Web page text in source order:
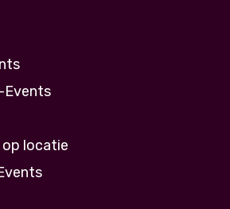
Events
locatie